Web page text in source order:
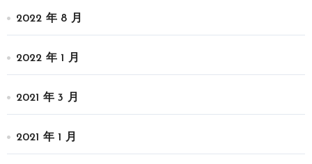
2022 年 8 月
2022 年 1 月
2021 年 3 月
2021 年 1 月